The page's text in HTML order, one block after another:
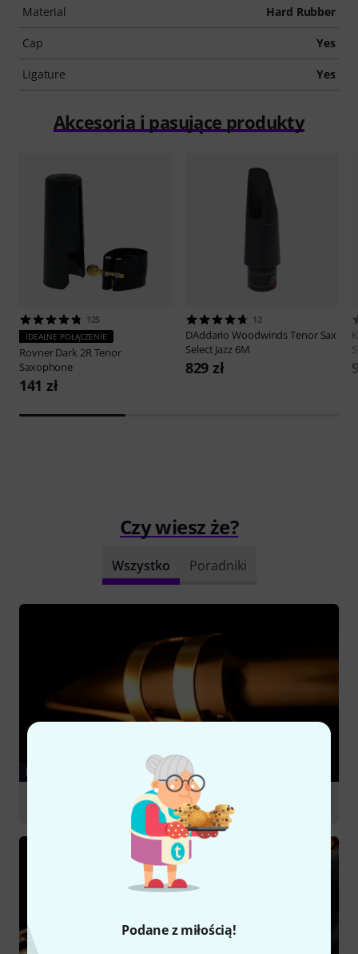
Podane z miłością!
Material Hard Rubber
Cap Yes
Ligature Yes
Akcesoria i pasujące produkty
125
IDEALNE POŁĄCZENIE
RovnerDark 2R Tenor
Saxophone
141 zł
12
DAddario WoodwindsTenor Sax
Select Jazz 6M
829 zł
Czy wiesz że?
Wszystko Poradniki
PORADNIKI
Mouthpieces for woodwind instruments